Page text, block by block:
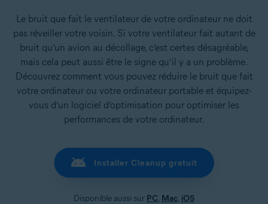
Le bruit que fait le ventilateur de votre ordinateur ne doit
pas réveiller votre voisin. Si votre ventilateur fait autant de
bruit qu’un avion au décollage, c’est certes désagréable,
mais cela peut aussi être le signe qu’il y a un problème.
Découvrez comment vous pouvez réduire le bruit que fait
votre ordinateur ou votre ordinateur portable et équipez-
vous d’un logiciel d’optimisation pour optimiser les
performances de votre ordinateur.
Installer Cleanup gratuit
Disponible aussi sur PC, Mac, iOS